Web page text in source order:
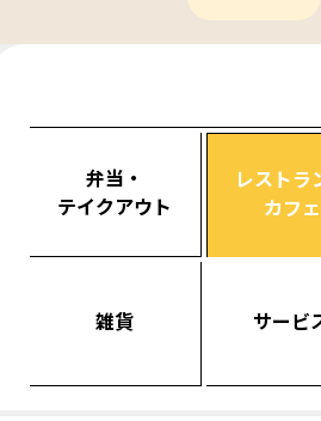
弁当・
テイクアウト
レストラ
カフェ
雑貨 サービ